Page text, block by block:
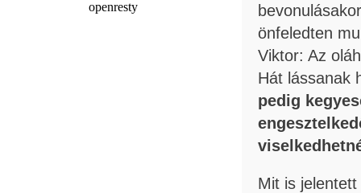
önfeledten
Viktor: Az
Hát lássanak
pedig
Mit is